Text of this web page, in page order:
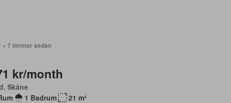
+ 7 timmar sedan
kr/month
Skåne
1 Badrum 21 m²